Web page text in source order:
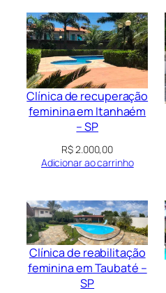
Clínica de recuperação
feminina em Itanhaém
– SP
R$2.000,00
Adicionar ao carrinho
Clínica de reabilitação
feminina em Taubaté –
SP